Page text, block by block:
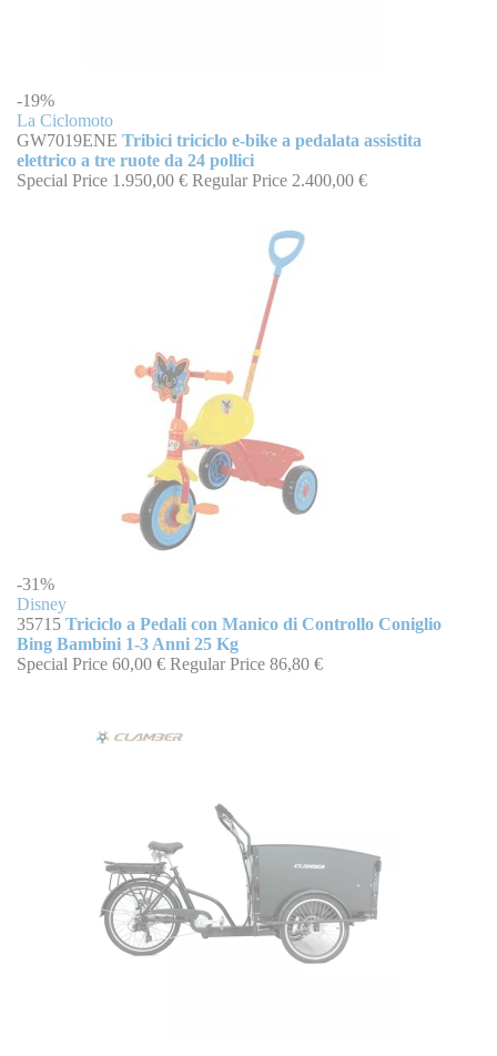
-19%
La Ciclomoto
GW7019ENE Tribici triciclo e-bike a pedalata assistita
elettrico a tre ruote da 24 pollici
Special Price 1.950,00 € Regular Price 2.400,00 €
-31%
Disney
35715 Triciclo a Pedali con Manico di Controllo Coniglio
Bing Bambini 1-3 Anni 25 Kg
Special Price 60,00 € Regular Price 86,80 €